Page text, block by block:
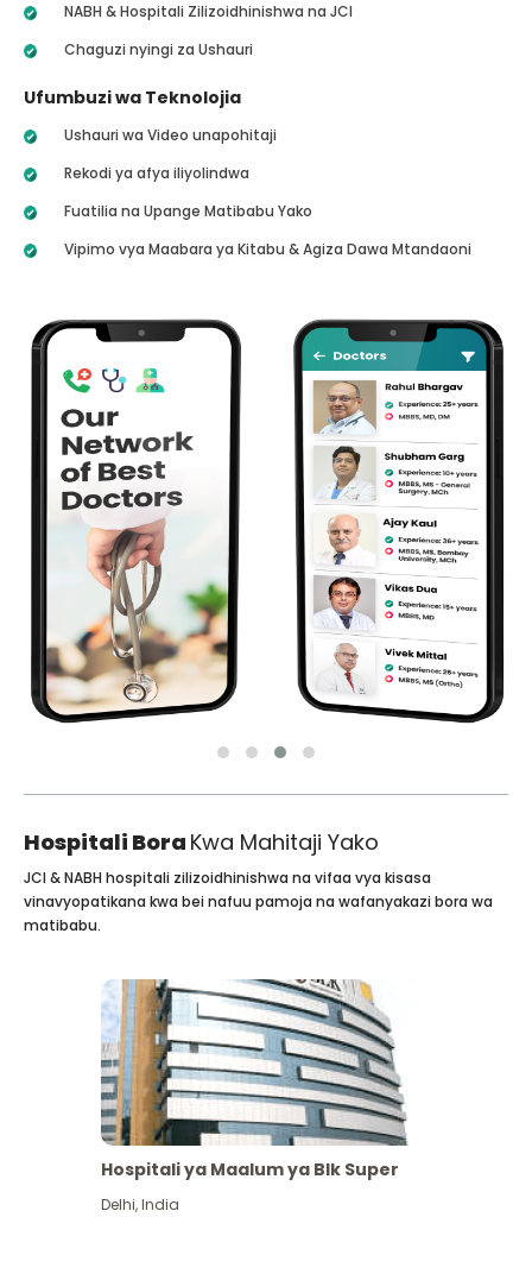
NABH & Hospitali Zilizoidhinishwa na JCI
Chaguzi nyingi za Ushauri
Ufumbuzi wa Teknolojia
Ushauri wa Video unapohitaji
Rekodi ya afya iliyolindwa
Fuatilia na Upange Matibabu Yako
Vipimo vya Maabara ya Kitabu & Agiza Dawa Mtandaoni
Hospitali Bora Kwa Mahitaji Yako
JCI & NABH hospitali zilizoidhinishwa na vifaa vya kisasa
vinavyopatikana kwa bei nafuu pamoja na wafanyakazi bora wa
matibabu.
Hospitali ya Maalum ya Blk Super
Delhi,India